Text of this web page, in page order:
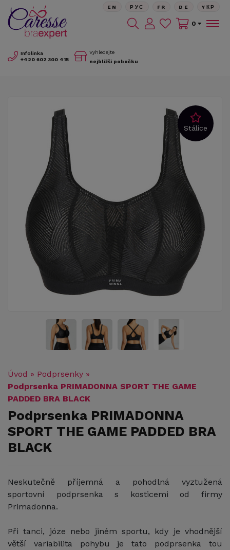
Infolinka
+420 602 300 415
Vyhledejte
nejbližší pobočku
EN РУС FR DE YКР
0
Stálice
Úvod » Podprsenky »
Podprsenka PRIMADONNA SPORT THE GAME
PADDED BRA BLACK
Podprsenka PRIMADONNA
SPORT THE GAME PADDED BRA
BLACK
Neskutečně příjemná a pohodlná vyztužená
sportovní podprsenka s kosticemi od firmy
Primadonna.
Při tanci, józe nebo jiném sportu, kdy je vhodnější
větší variabilita pohybu je tato podprsenka tou